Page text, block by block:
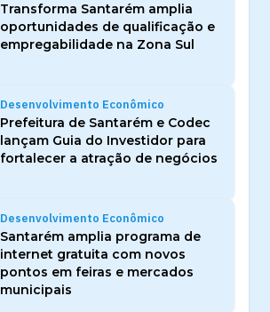
Transforma Santarém amplia
oportunidades de qualificação e
empregabilidade na Zona Sul
Desenvolvimento Econômico
Prefeitura de Santarém e Codec
lançam Guia do Investidor para
fortalecer a atração de negócios
Desenvolvimento Econômico
Santarém amplia programa de
internet gratuita com novos
pontos em feiras e mercados
municipais